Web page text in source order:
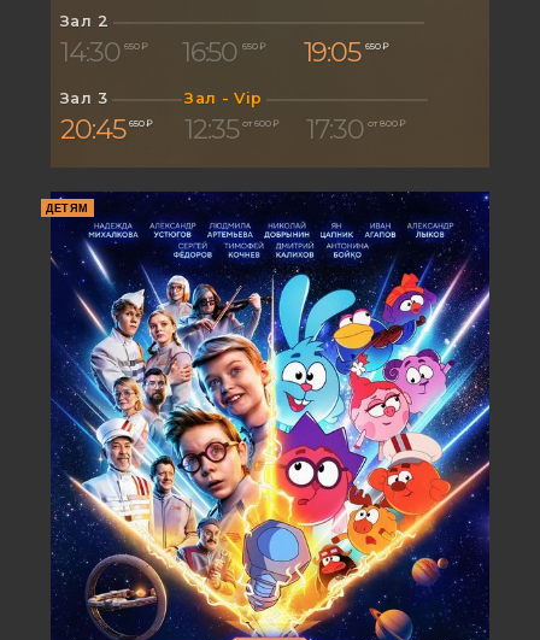
Зал 2
14:30 650 ₽ 16:50 650 ₽ 19:05 650 ₽
Зал 3
20:45 650 ₽
Зал - Vip
12:35 от 600 ₽ 17:30 от 800 ₽
ДЕТЯМ